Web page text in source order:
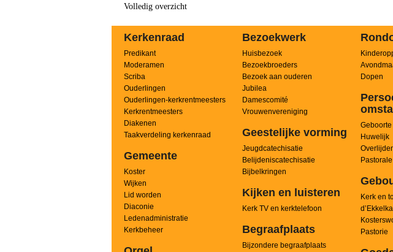
Volledig overzicht
Kerkenraad
Predikant
Moderamen
Scriba
Ouderlingen
Ouderlingen-kerkrentmeesters
Kerkrentmeesters
Diakenen
Taakverdeling kerkenraad
Gemeente
Koster
Wijken
Lid worden
Diaconie
Ledenadministratie
Kerkbeheer
Bezoekwerk
Huisbezoek
Bezoekbroeders
Bezoek aan ouderen
Jubilea
Damescomité
Vrouwenvereniging
Geestelijke vorming
Jeugdcatechisatie
Belijdeniscatechisatie
Bijbelkringen
Kijken en luisteren
Kerk TV en kerktelefoon
Begraafplaats
Bijzondere begraafplaats
Dopen
Geboorte
Huwelijk
Kerk en
Pastorie